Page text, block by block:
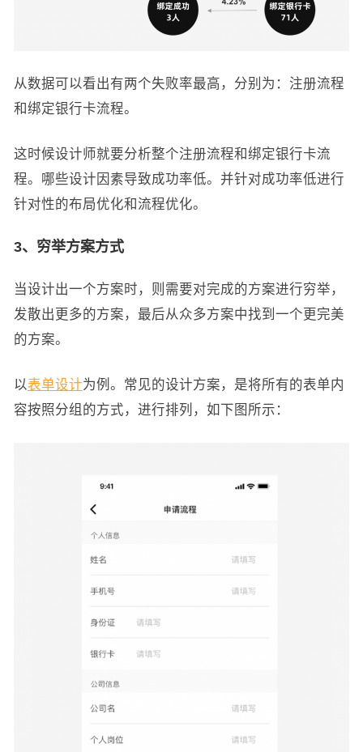
从数据可以看出有两个失败率最高，分别为：注册流程
和绑定银行卡流程。
这时候设计师就要分析整个注册流程和绑定银行卡流
程。哪些设计因素导致成功率低。并针对成功率低进行
针对性的布局优化和流程优化。
3、穷举方案方式
当设计出一个方案时，则需要对完成的方案进行穷举，
发散出更多的方案，最后从众多方案中找到一个更完美
的方案。
以表单设计为例。常见的设计方案，是将所有的表单内
容按照分组的方式，进行排列，如下图所示：